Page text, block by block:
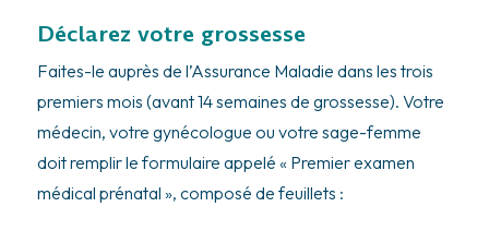
Déclarez votre grossesse
Faites-le auprès de l’Assurance Maladie dans les trois
premiers mois (avant 14 semaines de grossesse). Votre
médecin, votre gynécologue ou votre sage-femme
doit remplir le formulaire appelé « Premier examen
médical prénatal », composé de feuillets :